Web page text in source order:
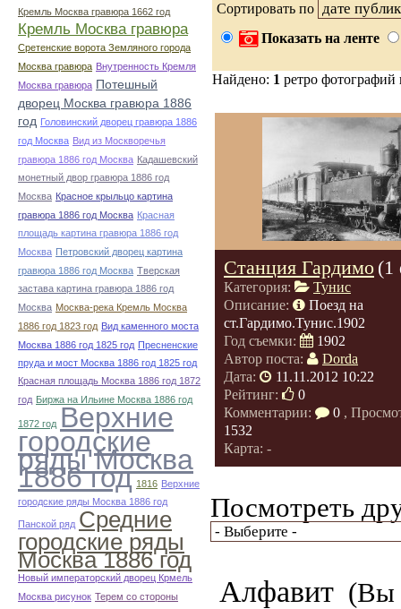
Кремль Москва гравюра 1662 год
Кремль Москва гравюра
Сретенские ворота Земляного города
Москва гравюра Внутренность Кремля
Москва гравюра Потешный
дворец Москва гравюра 1886
год Головинский дворец гравюра 1886
год Москва Вид из Москворечья
гравюра 1886 год Москва Кадашевский
монетный двор гравюра 1886 год
Москва Красное крыльцо картина
гравюра 1886 год Москва Красная
площадь картина гравюра 1886 год
Москва Петровский дворец картина
гравюра 1886 год Москва Тверская
застава картина гравюра 1886 год
Москва Москва-река Кремль Москва
1886 год 1823 год Вид каменного моста
Москва 1886 год 1825 год Пресненские
пруда и мост Москва 1886 год 1825 год
Красная площадь Москва 1886 год 1872
год Биржа на Ильине Москва 1886 год
1872 год Верхние
городские
ряды Москва
1886 год 1816 Верхние
городские ряды Москва 1886 год
Панской ряд Средние
городские ряды
Москва 1886 год
Новый императорский дворец Крмель
Москва рисунок Терем со стороны
Сортировать по
Показать на ленте
Найдено: 1 ретро
Станция Гардимо (1
Категория:
Тунис
Описание:
Поезд на
ст.Гардимо.Тунис.1902
Год съемки:
1902
Автор поста:
Dorda
Дата:
11.11.2012 10:22
Рейтинг:
0
Комментарии:
0 ,
1532
Карта: -
Посмотреть
Алфавит (Вы